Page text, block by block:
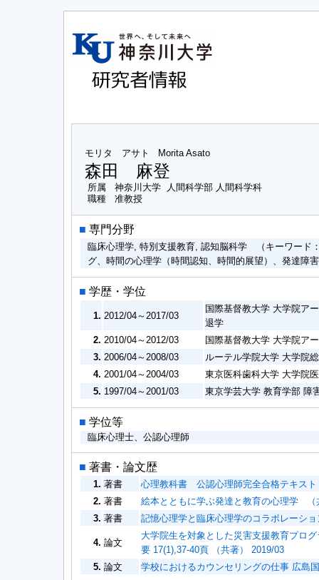
モリタ アサト Morita Asato
森田 麻登
所属
神奈川大学 人間科学部 人間科学科
職種
准教授
■ 専門分野
臨床心理学, 特別支援教育, 認知脳科学 （キーワード
グ、時間の心理学（時間認知、時間的展望）、発達障
■ 学歴・学位
1. 2012/04～2017/03
国際基督教大学 大学院ア
退学
2. 2010/04～2012/03
国際基督教大学 大学院ア
3. 2006/04～2008/03
ルーテル学院大学 大学院
4. 2001/04～2004/03
東京医科歯科大学 大学院
5. 1997/04～2001/03 東京学芸大学 教育学部 障
■ 学位等
臨床心理士、公認心理師
■ 著書・論文歴
1. 著書
心理教科書 公認心理師完全合格テキス
2. 著書
絵本とともに学ぶ発達と教育の心理学 （
3. 著書 記憶心理学と臨床心理学のコラボレーシ
4. 論文
大学院生を対象とした災害支援教育プロ
要 17(1),37-40頁 （共著） 2019/03
5. 論文 学校におけるカウンセリングの仕事 広島